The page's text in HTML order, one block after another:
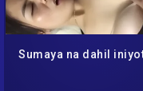
Sumaya na dahil